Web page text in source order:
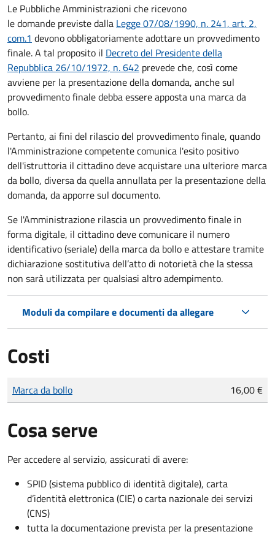
Le Pubbliche Amministrazioni che ricevono
le domande previste dalla Legge 07/08/1990, n. 241, art. 2,
com.1 devono obbligatoriamente adottare un provvedimento
finale. A tal proposito il Decreto del Presidente della
Repubblica 26/10/1972, n. 642 prevede che, così come
avviene per la presentazione della domanda, anche sul
provvedimento finale debba essere apposta una marca da
bollo.
Pertanto, ai fini del rilascio del provvedimento finale, quando
l'Amministrazione competente comunica l'esito positivo
dell'istruttoria il cittadino deve acquistare una ulteriore marca
da bollo, diversa da quella annullata per la presentazione della
domanda, da apporre sul documento.
Se l'Amministrazione rilascia un provvedimento finale in
forma digitale, il cittadino devecomunicare il numero
identificativo (seriale) della marca da bollo e attestare tramite
dichiarazione sostitutiva dell’atto di notorietà che la stessa
non sarà utilizzata per qualsiasi altro adempimento.
Moduli da compilare e documenti da allegare
Costi
Tipo di pagamento
Importo
Marca da bollo 16,00 €
Cosa serve
Per accedere al servizio, assicurati di avere:
SPID (sistema pubblico di identità digitale), carta
d’identità elettronica (CIE) o carta nazionale dei servizi
(CNS)
tutta la documentazione prevista per la presentazione